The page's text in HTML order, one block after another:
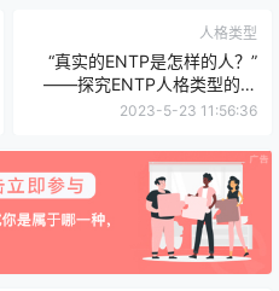
人格类型
“真实的ENTP是怎样的人？”
——探究ENTP人格类型的本
质
2023-5-23 11:56:36